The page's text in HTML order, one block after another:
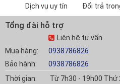
Dịch vụ uy tín Đổi trả
Tổng đài hỗ trợ
Mua hàng:
Bảo hành:
Liên hệ tư vấn
0938786826
0938786826
Thời gian:
Từ 7h30 - 19h00 Thứ